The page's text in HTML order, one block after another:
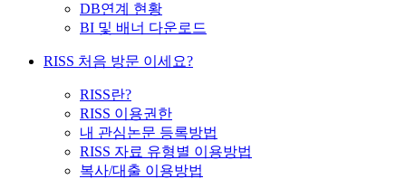
DB연계 현황
BI 및 배너 다운로드
RISS 처음 방문 이세요?
RISS란?
RISS 이용권한
내 관심논문 등록방법
RISS 자료 유형별 이용방법
복사/대출 이용방법